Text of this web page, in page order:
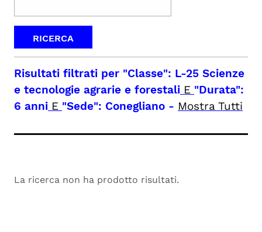
Risultati filtrati per "Classe": L-25 Scienze
e tecnologie agrarie e forestali E "Durata":
6 anni E "Sede": Conegliano - Mostra Tutti
La ricerca non ha prodotto risultati.